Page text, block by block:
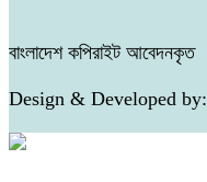
বাংলাদেশ কপিরাইট আবেদনকৃত
Design & Developed by: